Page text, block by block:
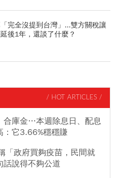
完全沒提到台灣」...雙方關稅讓
後1年，還談了什麼？
/ HOT ARTICLES /
合庫金…本週除息日、配息
：它3.66%穩穩賺
「政府買夠疫苗，民間就
話說得不夠公道